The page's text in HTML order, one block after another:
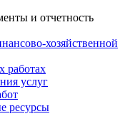
и отчетность
хозяйственной
работах
услуг
ресурсы